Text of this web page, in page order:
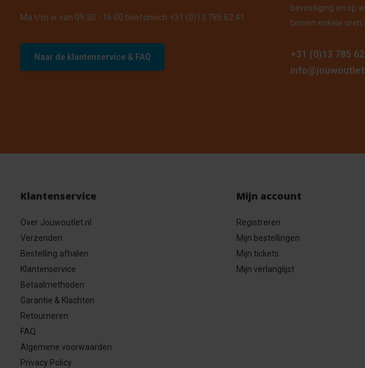
Ma t/m vr van 09:30 - 16:00 telefonisch +31 (0)13 785 62 41
Naar de klantenservice & FAQ
bevestiging en op
binnen enkele uren
+31 (0)13 785 62
Klantenservice
Over Jouwoutlet.nl
Verzenden
Bestelling afhalen
Klantenservice
Betaalmethoden
Garantie & Klachten
Retourneren
FAQ
Algemene voorwaarden
Privacy Policy
Mijn account
Registreren
Mijn bestellingen
Mijn tickets
Mijn verlanglijst